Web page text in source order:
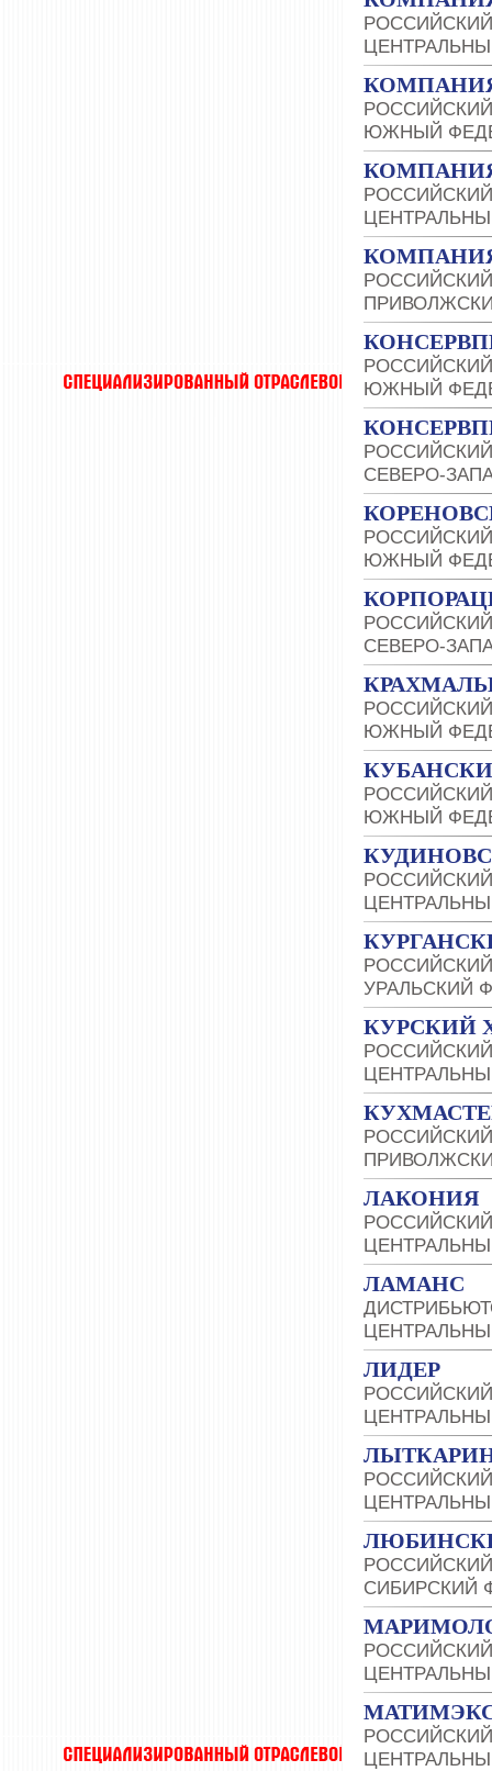
ЮЖНЫЙ
ЮЖНЫЙ
СЕВЕРО-
ЮЖНЫЙ
СЕВЕРО-
ЮЖНЫЙ
ЮЖНЫЙ
УРАЛЬСКИЙ
КУРСКИЙ
ЛАКОНИЯ
ЛАМАНС
ЛИДЕР
СИБИРСКИЙ